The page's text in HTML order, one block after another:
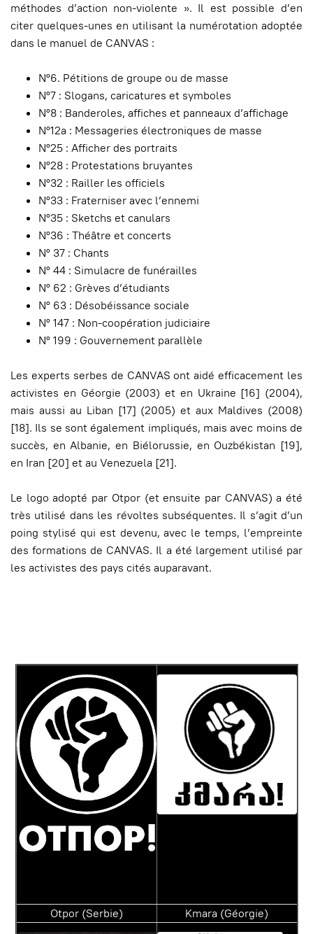
méthodes d’action non-violente ». Il est possible d’en
citer quelques-unes en utilisant la numérotation adoptée
dans le manuel de CANVAS :
N°6. Pétitions de groupe ou de masse
N°7 : Slogans, caricatures et symboles
N°8 : Banderoles, affiches et panneaux d’affichage
N°12a : Messageries électroniques de masse
N°25 : Afficher des portraits
N°28 : Protestations bruyantes
N°32 : Railler les officiels
N°33 : Fraterniser avec l’ennemi
N°35 : Sketchs et canulars
N°36 : Théâtre et concerts
N° 37 : Chants
N° 44 : Simulacre de funérailles
N° 62 : Grèves d’étudiants
N° 63 : Désobéissance sociale
N° 147 : Non-coopération judiciaire
N° 199 : Gouvernement parallèle
Les experts serbes de CANVAS ont aidé efficacement les
activistes en Géorgie (2003) et en Ukraine [16] (2004),
mais aussi au Liban [17] (2005) et aux Maldives (2008)
[18]. Ils se sont également impliqués, mais avec moins de
succès, en Albanie, en Biélorussie, en Ouzbékistan [19],
en Iran [20] et au Venezuela [21].
Le logo adopté par Otpor (et ensuite par CANVAS) a été
très utilisé dans les révoltes subséquentes. Il s’agit d’un
poing stylisé qui est devenu, avec le temps, l’empreinte
des formations de CANVAS. Il a été largement utilisé par
les activistes des pays cités auparavant.
Otpor (Serbie) Kmara (Géorgie)